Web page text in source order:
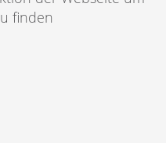
finden